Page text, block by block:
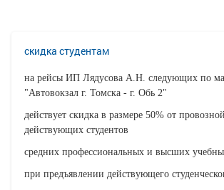
скидка студентам
на рейсы ИП Лядусова А.Н. следующих по
"Автовокзал г. Томска - г. Обь 2"
действует скидка в размере 50% от
действующих студентов
средних профессиональных и высших
при предъявлении действующего